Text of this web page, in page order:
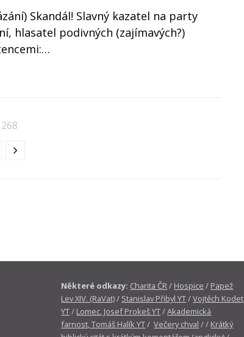
Skandál! Slavný kazatel na party
hlasatel podivných (zajímavých?)
Některé odkazy: Charita ČR/ Hospice / Papež
Lev XIV. (RaVat)/ Stanislav Přibyl YT/Vojtěch Kodet
YT/ Lomec, Josef Prokeš YT/Akademická
farnost, Tomáš Halík YT/Večery chval / / Krátký